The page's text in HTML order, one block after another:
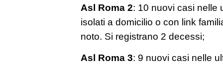
Asl Roma 2: 10 nuovi casi nelle
isolati a domicilio o con link
noto. Si registrano 2 decessi;
Asl Roma 3: 9 nuovi casi nelle